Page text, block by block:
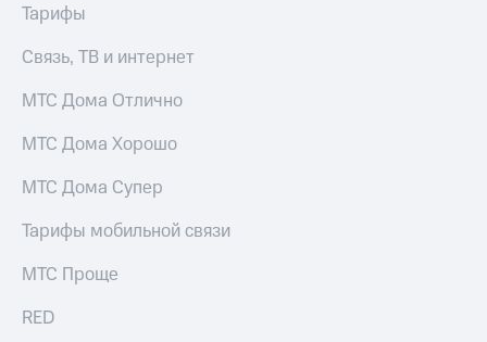
Тарифы
Связь, ТВ и интернет
МТС Дома Отлично
МТС Дома Хорошо
МТС Дома Супер
Тарифы мобильной связи
МТС Проще
RED